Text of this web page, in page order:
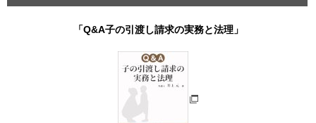
「Q&A子の引渡し請求の実務と法理」